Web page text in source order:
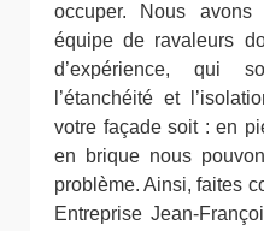
occuper. Nous
équipe de ravaleurs
d’expérience, qui
l’étanchéité et
votre façade soit : en
en brique nous
problème. Ainsi, faites
Entreprise Jean-